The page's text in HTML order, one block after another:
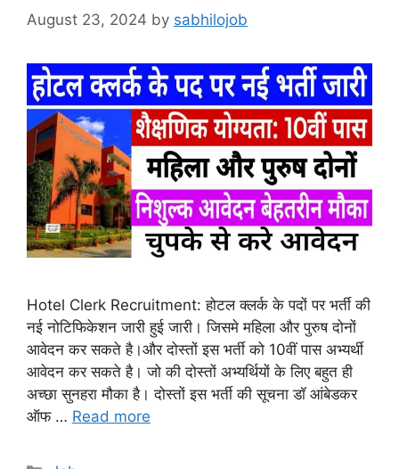
August 23, 2024 by sabhilojob
Hotel Clerk Recruitment: होटल क्लर्क के पदों पर भर्ती की
नई नोटिफिकेशन जारी हुई जारी। जिसमे महिला और पुरुष दोनों
आवेदन कर सकते है।और दोस्तों इस भर्ती को 10वीं पास अभ्यर्थी
आवेदन कर सकते है। जो की दोस्तों अभ्यर्थियों के लिए बहुत ही
अच्छा सुनहरा मौका है। दोस्तों इस भर्ती की सूचना डॉ आंबेडकर
ऑफ … Read more